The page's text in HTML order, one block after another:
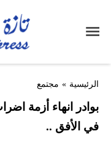
الرئيسية » مجتمع
بوادر انهاء أزمة
في الأفق ..